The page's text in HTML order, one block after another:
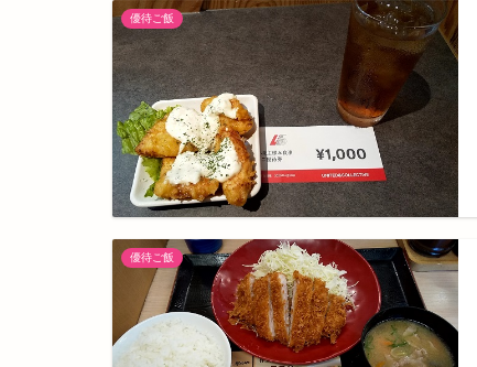
優待ご飯
優待ご飯